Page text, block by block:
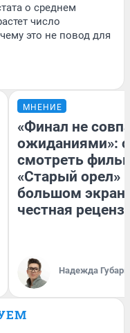
о среднем
число
это не повод для
МНЕНИЕ
«Финал не
ожиданиями»:
смотреть
«Старый орел»
большом
честная
Надежда Губарь